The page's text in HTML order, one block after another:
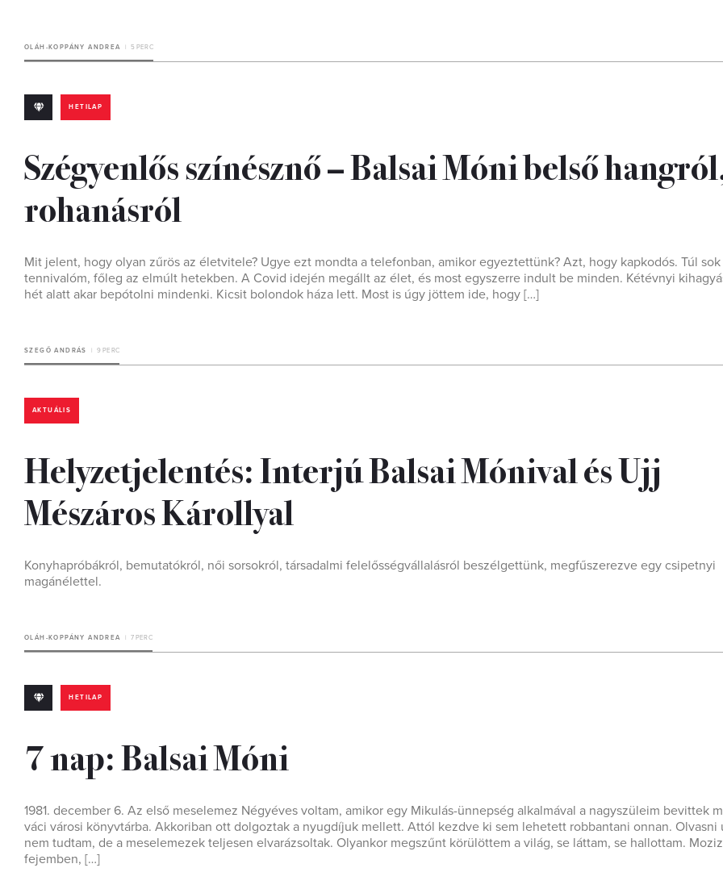
OLÁH-KOPPÁNY ANDREA 5 PERC
HETILAP
Szégyenlős színésznő – Balsai Móni belső
rohanásról
Mit jelent, hogy olyan zűrös az életvitele? Ugye ezt mondta a telefonban, amikor egyeztettünk? Azt, hogy kapkodós. Túl sok
tennivalóm, főleg az elmúlt hetekben. A Covid idején megállt az élet, és most egyszerre indult be minden. Kétévnyi
hét alatt akar bepótolni mindenki. Kicsit bolondok háza lett. Most is úgy jöttem ide, hogy […]
SZEGŐ ANDRÁS 9 PERC
AKTUÁLIS
Helyzetjelentés: Interjú Balsai Mónival és Ujj
Mészáros Károllyal
Konyhapróbákról, bemutatókról, női sorsokról, társadalmi felelősségvállalásról beszélgettünk, megfűszerezve egy csipetnyi
magánélettel.
OLÁH-KOPPÁNY ANDREA 7 PERC
HETILAP
7 nap: Balsai Móni
1981. december 6. Az első meselemez Négyéves voltam, amikor egy Mikulás-ünnepség alkalmával a nagyszüleim bevittek
váci városi könyvtárba. Akkoriban ott dolgoztak a nyugdíjuk mellett. Attól kezdve ki sem lehetett robbantani onnan. Olvasni
nem tudtam, de a meselemezek teljesen elvarázsoltak. Olyankor megszűnt körülöttem a világ, se láttam, se hallottam.
fejemben, […]